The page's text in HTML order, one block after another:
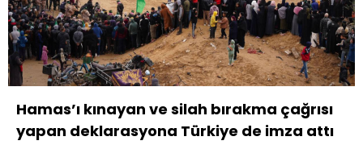
Hamas’ı kınayan ve silah bırakma çağrısı
yapan deklarasyona Türkiye de imza attı